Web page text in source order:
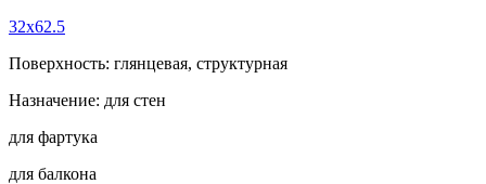
32x62.5
Поверхность: глянцевая, структурная
Назначение: для стен
для фартука
для балкона